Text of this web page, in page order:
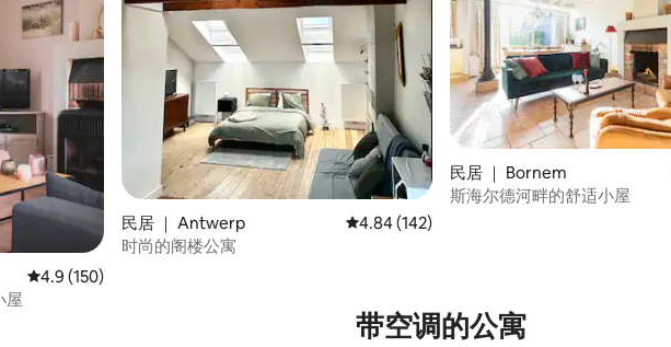
平均评分 4.9 分（满分 5 分），共 150 条评价
4.9 (150)
屋
民居 ｜ Antwerp 平均评分 4.84 分（满分 5 分），共 142 条评价
4.84 (142)
时尚的阁楼公寓
民居 ｜ Bornem
斯海尔德河畔的舒适小屋
带空调的公寓